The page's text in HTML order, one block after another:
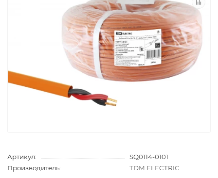
Артикул:
SQ0114-0101
Производитель:
TDM ELECTRIC